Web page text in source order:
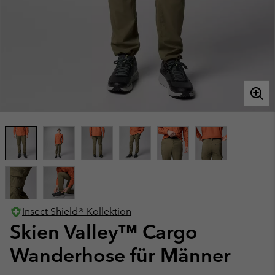
Insect Shield® Kollektion
Skien Valley™ Cargo
Wanderhose für Männer